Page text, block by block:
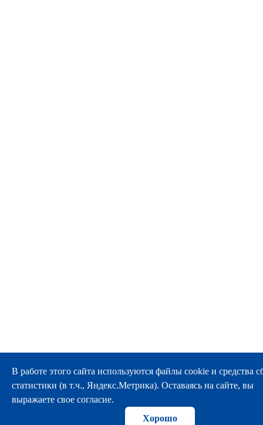
В работе этого сайта используются файлы cookie и средства
статистики (в т.ч., Яндекс.Метрика). Оставаясь на сайте, вы
выражаете свое согласие.
Хорошо